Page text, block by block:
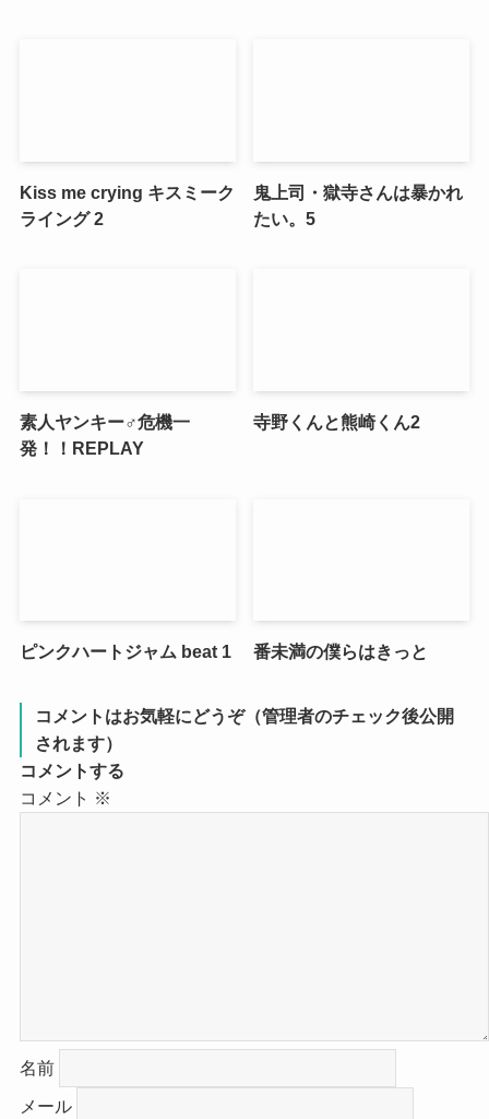
Kiss me crying キスミーク
ライング 2
鬼上司・獄寺さんは暴かれ
たい。5
素人ヤンキー♂危機一
発！！REPLAY
寺野くんと熊崎くん2
ピンクハートジャム beat 1 番未満の僕らはきっと
コメントはお気軽にどうぞ（管理者のチェック後公開
されます）
コメントする
コメント ※
名前
メール